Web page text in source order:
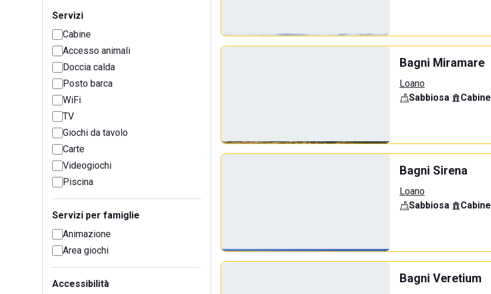
Servizi
Cabine
Accesso animali
Doccia calda
Posto barca
WiFi
TV
Giochi da tavolo
Carte
Videogiochi
Piscina
Servizi per famiglie
Animazione
Area giochi
Accessibilità
Bagni Miramare
Loano
Sabbiosa· Cabine
Bagni Sirena
Loano
Sabbiosa· Cabine
Bagni Veretium